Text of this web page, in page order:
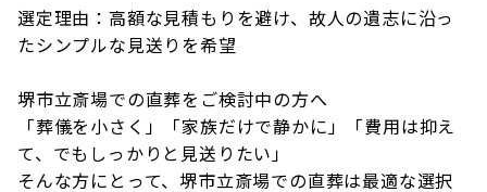
選定理由：高額な見積もりを避け、故人の遺志に沿っ
たシンプルな見送りを希望
堺市立斎場での直葬をご検討中の方へ
「葬儀を小さく」「家族だけで静かに」「費用は抑え
て、でもしっかりと見送りたい」
そんな方にとって、堺市立斎場での直葬は最適な選択